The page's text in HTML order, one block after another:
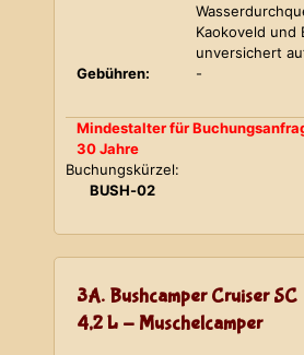
Kaokoveld und
unversichert
Gebühren:
-
Mindestalter für
30 Jahre
Buchungskürzel:
BUSH-02
3A. Bushcamper Cruiser SC
4,2 L - Muschelcamper